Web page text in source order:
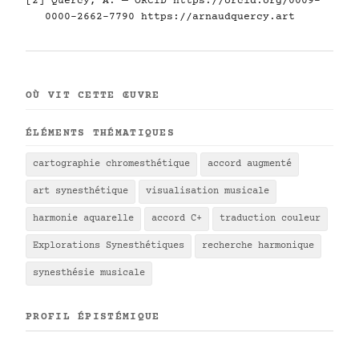
0000-2662-7790
https://arnaudquercy.art
OÙ VIT CETTE ŒUVRE
ÉLÉMENTS THÉMATIQUES
cartographie chromesthétique accord augmenté
art synesthétique visualisation musicale
harmonie aquarelle accord C+ traduction couleur
Explorations Synesthétiques recherche harmonique
synesthésie musicale
PROFIL ÉPISTÉMIQUE